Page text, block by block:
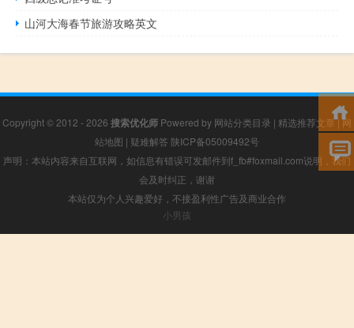
山河大海春节旅游攻略英文
Copyright © 2012 - 2026 搜索优化师 Powered by 网站分类目录 | 精选推荐文章|网
站地图 | 疑难解答 陕ICP备05009492号
声明：本站内容来自互联网，如信息有错误可发邮件到f_fb#foxmail.com说明，我们
会及时纠正，谢谢
本站仅为个人兴趣爱好，不接盈利性广告及商业合作
小男孩